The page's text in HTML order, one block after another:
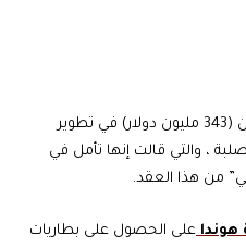
حتى الآن ، أنفقت الشركة 43 مليار ين (343 مليون دولار) في تطوير
، والتي قالت إنها تأمل في
من هذا العقد.
على الحصول على بطاريات